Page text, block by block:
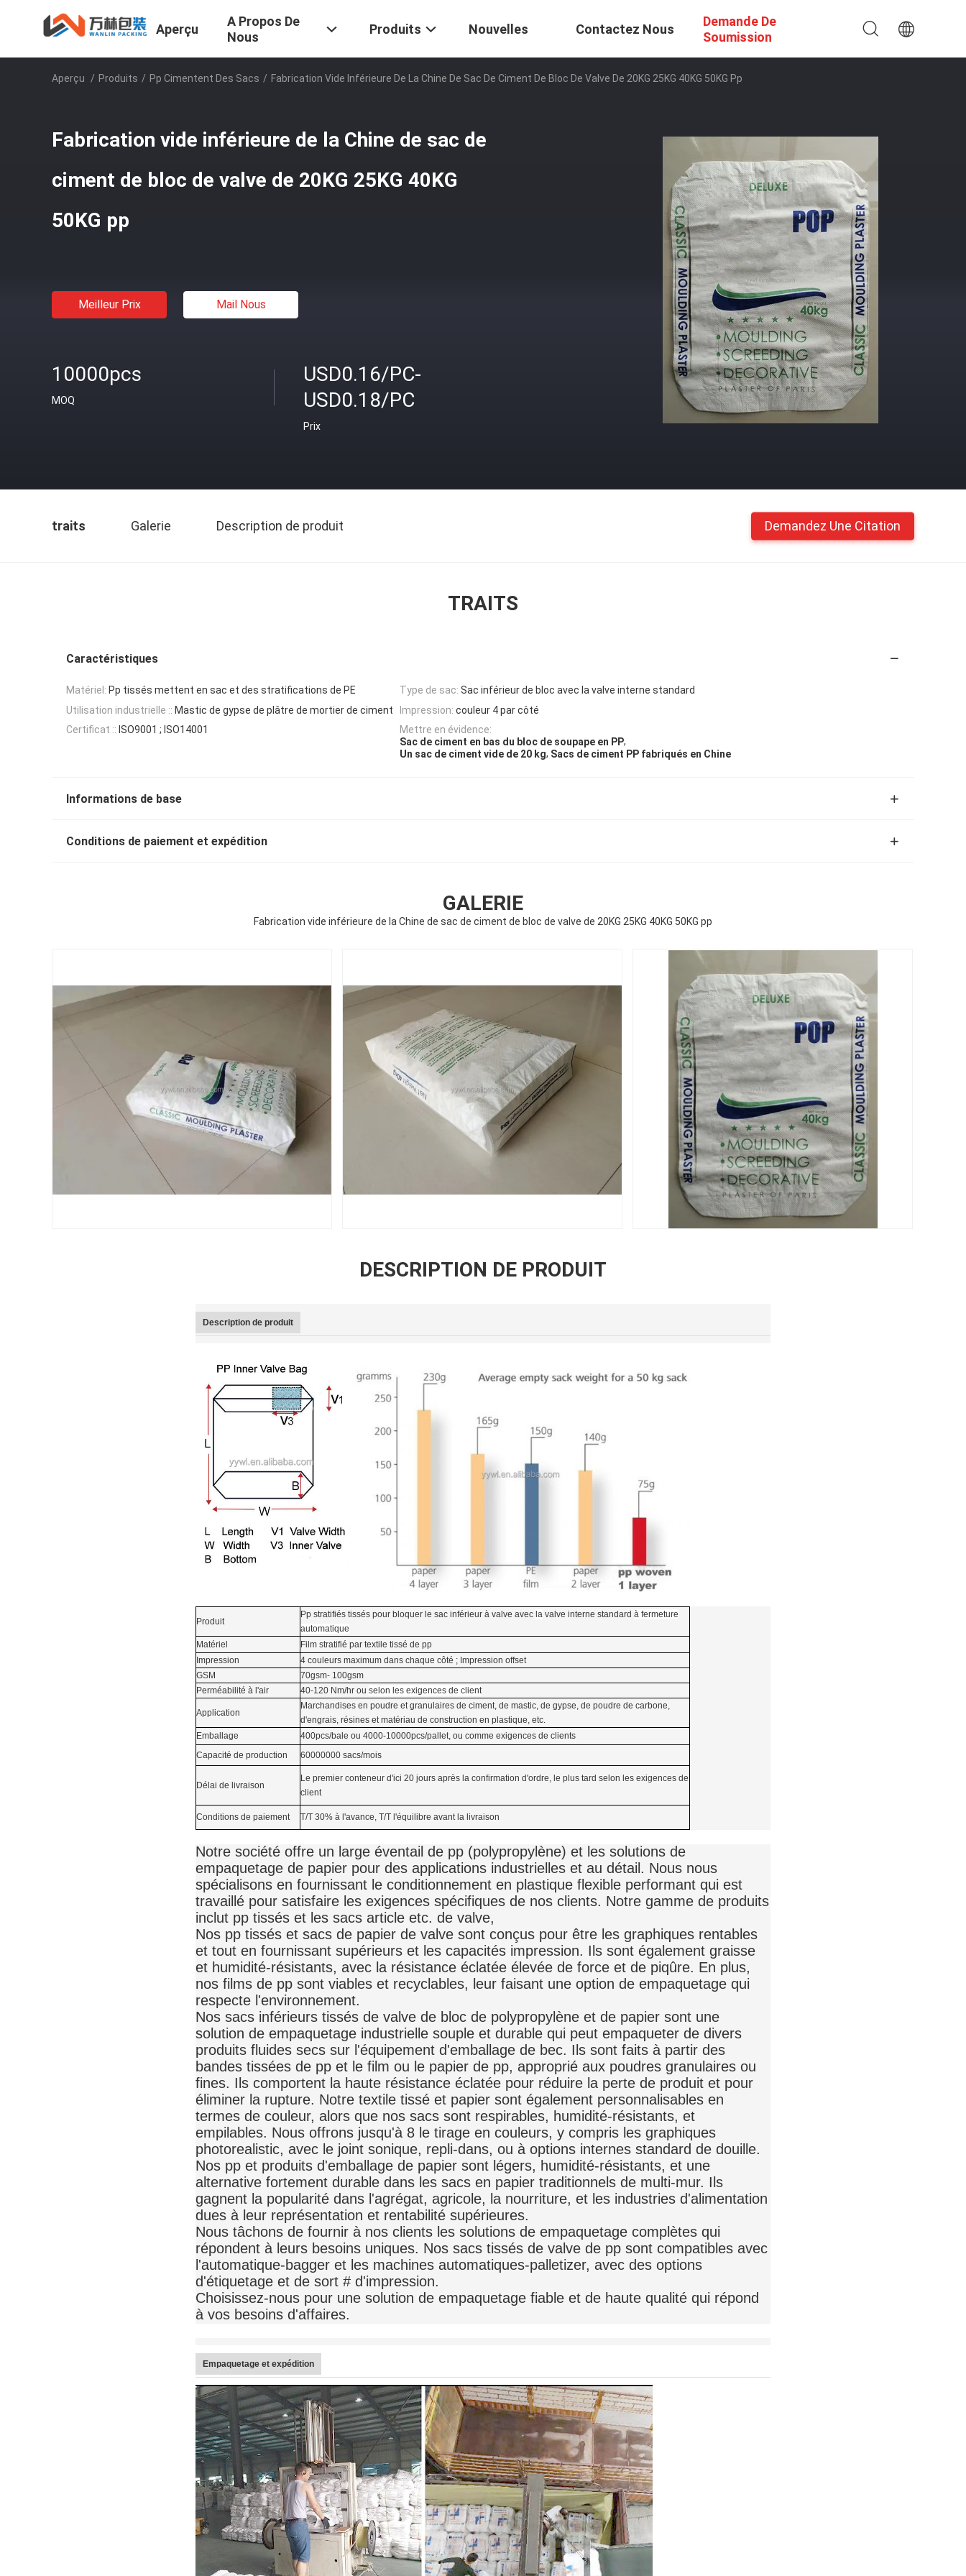
Aperçu
A Propos De
Nous
Produits Nouvelles Contactez Nous
Demande De
Soumission
Aperçu / Produits / Pp Cimentent Des Sacs / Fabrication Vide Inférieure De La Chine De Sac De Ciment De Bloc De Valve De 20KG 25KG 40KG 50KG Pp
Fabrication vide inférieure de la Chine de sac de
ciment de bloc de valve de 20KG 25KG 40KG
50KG pp
Meilleur Prix Mail Nous
10000pcs
MOQ
USD0.16/PC-
USD0.18/PC
Prix
traits Galerie Description de produit Demandez Une Citation
TRAITS
Caractéristiques
Matériel: Pp tissés mettent en sac et des stratifications de PE Type de sac: Sac inférieur de bloc avec la valve interne standard
Utilisation industrielle :: Mastic de gypse de plâtre de mortier de ciment Impression: couleur 4 par côté
Certificat :: ISO9001 ; ISO14001
Mettre en évidence:
Sac de ciment en bas du bloc de soupape en PP,
Un sac de ciment vide de 20 kg, Sacs de ciment PP fabriqués en Chine
Informations de base
Conditions de paiement et expédition
GALERIE
Fabrication vide inférieure de la Chine de sac de ciment de bloc de valve de 20KG 25KG 40KG 50KG pp
DESCRIPTION DE PRODUIT
Description de produit
Produit
Pp stratifiés tissés pour bloquer le sac inférieur à valve avec la valve interne standard à fermeture
automatique
Matériel
Film stratifié par textile tissé de pp
Impression
4 couleurs maximum dans chaque côté ; Impression offset
GSM
70gsm- 100gsm
Perméabilité à l'air
40-120 Nm/hr ou selon les exigences de client
Application
Marchandises en poudre et granulaires de ciment, de mastic, de gypse, de poudre de carbone,
d'engrais, résines et matériau de construction en plastique, etc.
Emballage
400pcs/bale ou 4000-10000pcs/pallet, ou comme exigences de clients
Capacité de production
60000000 sacs/mois
Délai de livraison
Le premier conteneur d'ici 20 jours après la confirmation d'ordre, le plus tard selon les exigences de
client
Conditions de paiement T/T 30% à l'avance, T/T l'équilibre avant la livraison
Notre société offre un large éventail de pp (polypropylène) et les solutions de
empaquetage de papier pour des applications industrielles et au détail. Nous nous
spécialisons en fournissant le conditionnement en plastique flexible performant qui est
travaillé pour satisfaire les exigences spécifiques de nos clients. Notre gamme de produits
inclut pp tissés et les sacs article etc. de valve,
Nos pp tissés et sacs de papier de valve sont conçus pour être les graphiques rentables
et tout en fournissant supérieurs et les capacités impression. Ils sont également graisse
et humidité-résistants, avec la résistance éclatée élevée de force et de piqûre. En plus,
nos films de pp sont viables et recyclables, leur faisant une option de empaquetage qui
respecte l'environnement.
Nos sacs inférieurs tissés de valve de bloc de polypropylène et de papier sont une
solution de empaquetage industrielle souple et durable qui peut empaqueter de divers
produits fluides secs sur l'équipement d'emballage de bec. Ils sont faits à partir des
bandes tissées de pp et le film ou le papier de pp, approprié aux poudres granulaires ou
fines. Ils comportent la haute résistance éclatée pour réduire la perte de produit et pour
éliminer la rupture. Notre textile tissé et papier sont également personnalisables en
termes de couleur, alors que nos sacs sont respirables, humidité-résistants, et
empilables. Nous offrons jusqu'à 8 le tirage en couleurs, y compris les graphiques
photorealistic, avec le joint sonique, repli-dans, ou à options internes standard de douille.
Nos pp et produits d'emballage de papier sont légers, humidité-résistants, et une
alternative fortement durable dans les sacs en papier traditionnels de multi-mur. Ils
gagnent la popularité dans l'agrégat, agricole, la nourriture, et les industries d'alimentation
dues à leur représentation et rentabilité supérieures.
Nous tâchons de fournir à nos clients les solutions de empaquetage complètes qui
répondent à leurs besoins uniques. Nos sacs tissés de valve de pp sont compatibles avec
l'automatique-bagger et les machines automatiques-palletizer, avec des options
d'étiquetage et de sort # d'impression.
Choisissez-nous pour une solution de empaquetage fiable et de haute qualité qui répond
à vos besoins d'affaires.
Empaquetage et expédition